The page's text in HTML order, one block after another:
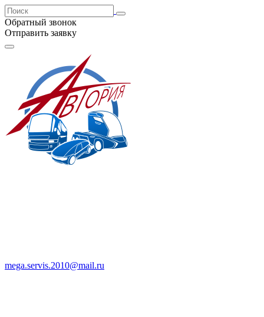
Обратный звонок
Отправить заявку
mega.servis.2010@mail.ru